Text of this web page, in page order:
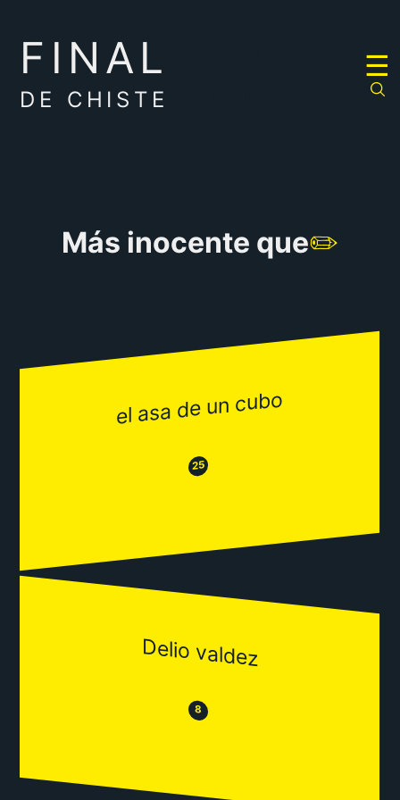
FINAL
DE CHISTE
☰
Más inocente que✏️
el asa de un cubo
😒 25 😂
Delio valdez
😒 8 😂